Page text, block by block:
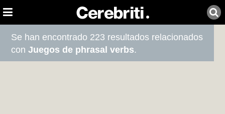
Se han encontrado 223 resultados relacionados
conJuegos de phrasal verbs.